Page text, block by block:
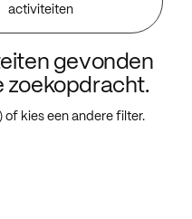
activiteiten
gevonden
zoekopdracht.
of kies een andere filter.